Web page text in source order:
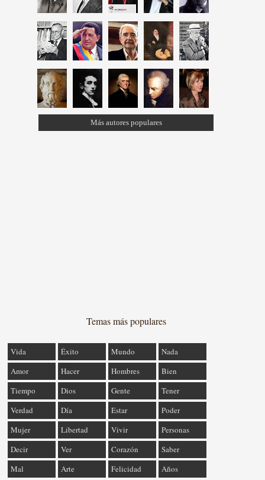
Más autores populares
Temas más populares
Vida Éxito Mundo
Nada
Amor
Hacer Hombres
Bien
Tiempo
Dios Gente
Tener
Verdad
Día Estar
Poder
Mujer
Libertad Vivir
Personas
Decir
Ver Corazón
Saber
Mal
Arte Felicidad Años